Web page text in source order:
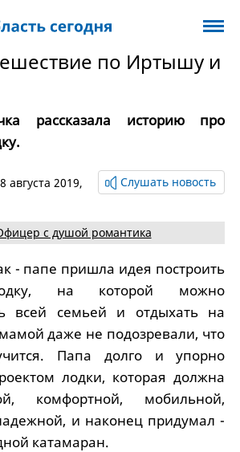
по Иртышу и
рассказала историю про
августа 2019, Слушать новость
с душой романтика
- папе пришла идея построить
на которой можно
всей семьей и отдыхать на
даже не подозревали, что
Папа долго и упорно
лодки, которая должна
комфортной, мобильной,
и наконец придумал -
катамаран.